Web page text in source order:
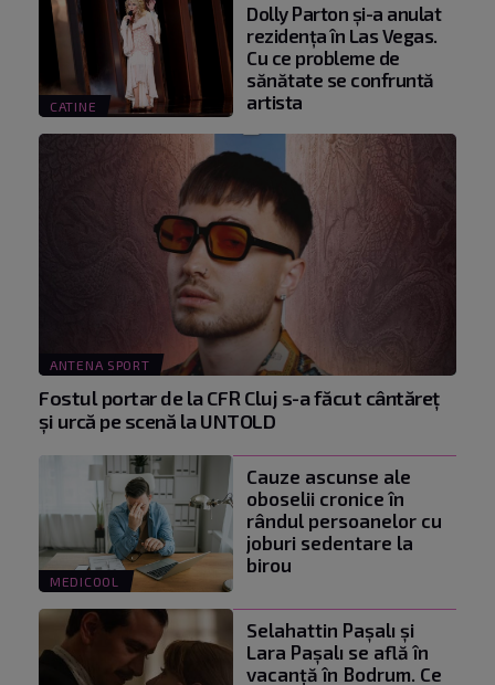
CATINE
Dolly Parton și-a anulat
rezidența în Las Vegas.
Cu ce probleme de
sănătate se confruntă
artista
ANTENA SPORT
Fostul portar de la CFR Cluj s-a făcut cântăreţ
şi urcă pe scenă la UNTOLD
MEDICOOL
Cauze ascunse ale
oboselii cronice în
rândul persoanelor cu
joburi sedentare la
birou
Selahattin Paşalı și
Lara Paşalı se află în
vacanță în Bodrum. Ce